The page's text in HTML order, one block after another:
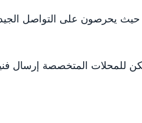
يحرصون على التواصل الجيد
للمحلات المتخصصة إرسال